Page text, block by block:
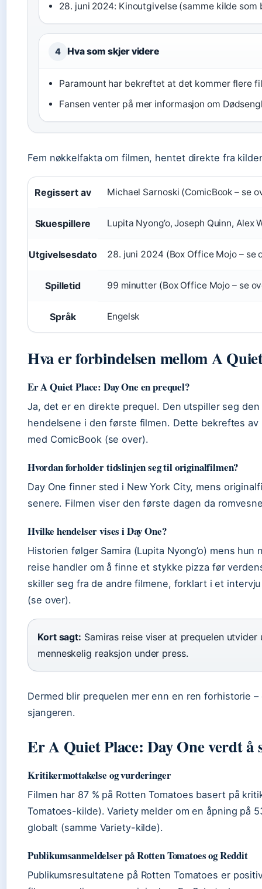
28. juni 2024: Kinoutgivelse (samme kilde
4 Hva som skjer videre
Paramount har bekreftet at det kommer flere
Fansen venter på mer informasjon om
Fem nøkkelfakta om filmen, hentet direkte fra
Regissert av Michael Sarnoski (ComicBook – se
Skuespillere Lupita Nyong’o, Joseph Quinn,
Utgivelsesdato 28. juni 2024 (Box Office Mojo – se
Spilletid 99 minutter (Box Office Mojo – se
Språk Engelsk
Hva er forbindelsen mellom A
Er A Quiet Place: Day One en prequel?
Ja, det er en direkte prequel. Den utspiller seg
hendelsene i den første filmen. Dette bekreftes
med ComicBook (se over).
Hvordan forholder tidslinjen seg til originalfilmen?
Day One finner sted i New York City, mens
senere. Filmen viser den første dagen da
Hvilke hendelser vises i Day One?
Historien følger Samira (Lupita Nyong’o) mens
reise handler om å finne et stykke pizza før
skiller seg fra de andre filmene, forklart i et
(se over).
Kort sagt: Samiras reise viser at prequelen
menneskelig reaksjon under press.
Dermed blir prequelen mer enn en ren forhistorie
sjangeren.
Er A Quiet Place: Day One verdt å
Kritikermottakelse og vurderinger
Filmen har 87 % på Rotten Tomatoes basert på
Tomatoes-kilde). Variety melder om en åpning på
globalt (samme Variety-kilde).
Publikumsanmeldelser på Rotten Tomatoes og Reddit
Publikumsresultatene på Rotten Tomatoes er